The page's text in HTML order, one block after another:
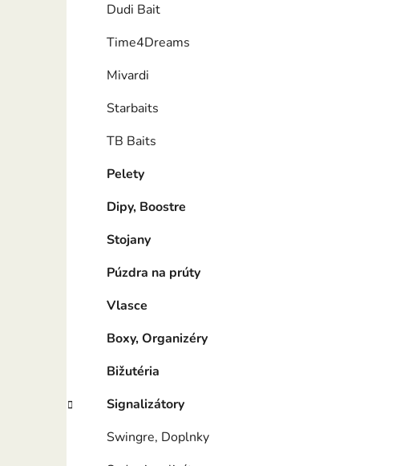
Dudi Bait
Time4Dreams
Mivardi
Starbaits
TB Baits
Pelety
Dipy, Boostre
Stojany
Púzdra na prúty
Vlasce
Boxy, Organizéry
Bižutéria
Signalizátory
Swingre, Doplnky